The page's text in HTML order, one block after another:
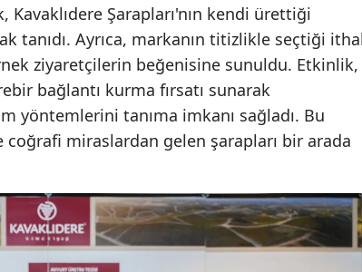
Şarapları'nın kendi ürettiği
tanıdı. Ayrıca, markanın titizlikle seçtiği
ziyaretçilerin beğenisine sunuldu. Etkinlik,
bağlantı kurma fırsatı sunarak
yöntemlerini tanıma imkanı sağladı. Bu
coğrafi miraslardan gelen şarapları bir arada